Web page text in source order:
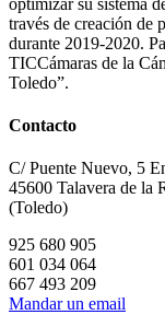
través de creación de
durante 2019-2020.
TICCámaras de la
Toledo”.
Contacto
C/ Puente Nuevo, 5
45600 Talavera de la
(Toledo)
925 680 905
601 034 064
667 493 209
Mandar un email